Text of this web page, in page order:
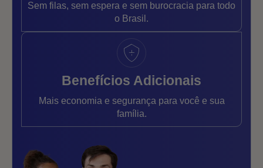
Sem filas, sem espera e sem burocracia para todo
o Brasil.
Benefícios Adicionais
Mais economia e segurança para você e sua
família.